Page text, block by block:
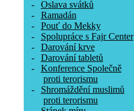
-
Oslava svátků
-
Ramadán
-
Pouť do Mekky
-
Spolupráce s Fajr Center
-
Darování krve
-
Darování tabletů
-
Konference Společně
proti terorismu
-
Shromáždění muslimů
proti terorismu